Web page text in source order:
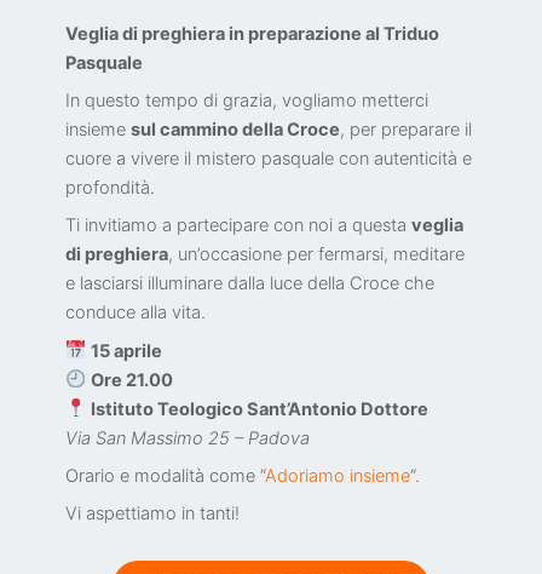
Veglia di preghiera in preparazione al Triduo
Pasquale
In questo tempo di grazia, vogliamo metterci
insieme sul cammino della Croce, per preparare il
cuore a vivere il mistero pasquale con autenticità e
profondità.
Ti invitiamo a partecipare con noi a questa veglia
di preghiera, un’occasione per fermarsi, meditare
e lasciarsi illuminare dalla luce della Croce che
conduce alla vita.
15 aprile
Ore 21.00
Istituto Teologico Sant’Antonio Dottore
Via San Massimo 25 – Padova
Orario e modalità come “Adoriamo insieme“.
Vi aspettiamo in tanti!